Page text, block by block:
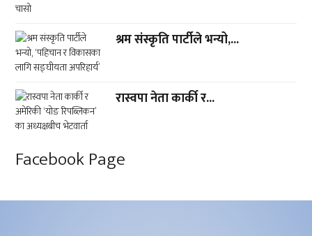
श्रम संस्कृति पार्टीले भन्यो,...
रास्वपा नेता कार्की र...
Facebook Page